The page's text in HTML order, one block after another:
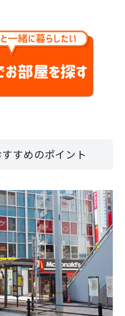
すめのポイント